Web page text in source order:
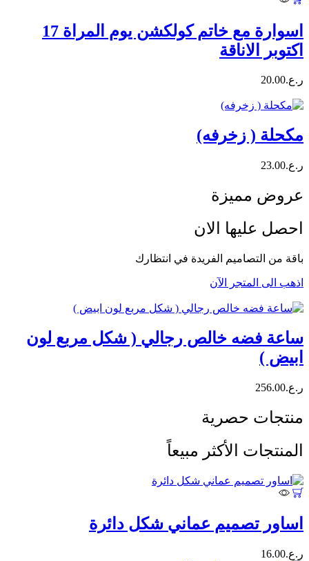
اسوارة مع خاتم كولكشن يوم المراة 17
اكتوبر الاناقة
ر.ع.20.00
مكحلة ( زخرفه)
ر.ع.23.00
عروض مميزة
احصل عليها الان
باقة من التصاميم الفريدة في انتظارك
اذهب الى المتجر الآن
ساعة فضه خالص رجالي ( شكل مربع لون
ابيض )
ر.ع.256.00
منتجات حصرية
المنتجات الأكثر مبيعاً
اساور تصميم عماني شكل دائرة
ر.ع.16.00